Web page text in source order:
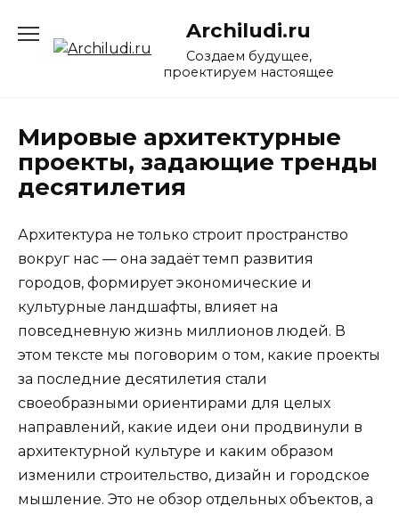
содержанию
Archiludi.ru
Создаем будущее,
проектируем настоящее
Мировые архитектурные
проекты, задающие тренды
десятилетия
Архитектура не только строит пространство
вокруг нас — она задаёт темп развития
городов, формирует экономические и
культурные ландшафты, влияет на
повседневную жизнь миллионов людей. В
этом тексте мы поговорим о том, какие проекты
за последние десятилетия стали
своеобразными ориентирами для целых
направлений, какие идеи они продвинули в
архитектурной культуре и каким образом
изменили строительство, дизайн и городское
мышление. Это не обзор отдельных объектов, а